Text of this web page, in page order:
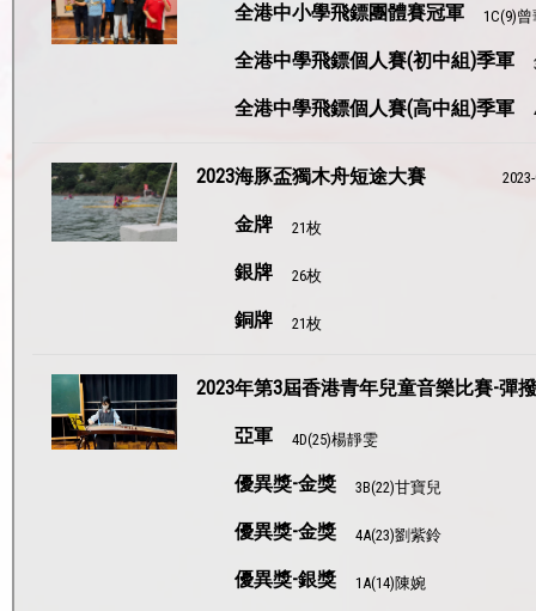
全港中小學飛鏢團體賽冠軍 1C(9)
全港中學飛鏢個人賽(初中組)季軍
全港中學飛鏢個人賽(高中組)季軍
2023海豚盃獨木舟短途大賽
金牌 21枚
銀牌 26枚
銅牌 21枚
2023年第3屆香港青年兒童音樂比賽-彈
亞軍 4D(25)楊靜雯
優異獎-金獎 3B(22)甘寶兒
優異獎-金獎 4A(23)劉紫鈴
優異獎-銀獎 1A(14)陳婉